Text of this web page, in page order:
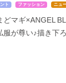
ト ファッション ニュ
どマギ×ANGEL
服が尊い♪描き下